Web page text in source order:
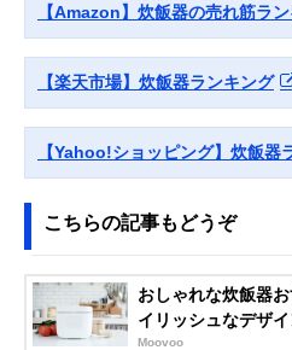
【Amazon】炊飯器の売れ筋ラ
【楽天市場】炊飯器ランキング
【Yahoo!ショッピング】炊飯器
こちらの記事もどうぞ
おしゃれな炊飯器
イリッシュなデザ
Moovoo